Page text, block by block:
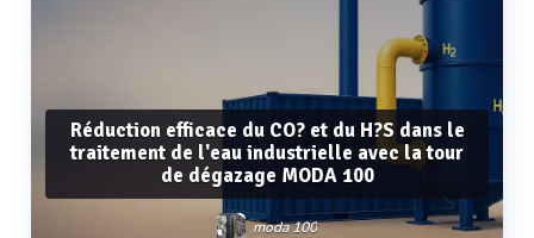
Réduction efficace du CO? et du H?S dans le
traitement de l'eau industrielle avec la tour
de dégazage MODA 100
moda 100